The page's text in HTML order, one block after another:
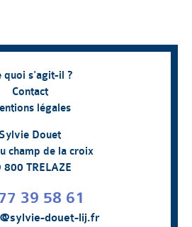
quoi s'agit-il ?
Contact
légales
Sylvie Douet
champ de la croix
800 TRELAZE
39 58 61
douet-lij.fr